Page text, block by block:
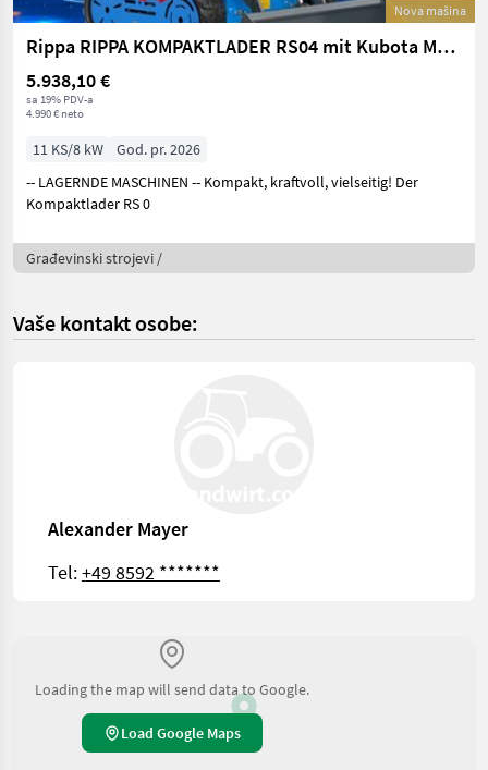
Nova mašina
Rippa RIPPA KOMPAKTLADER RS04 mit Kubota Motor
5.938,10 €
sa 19% PDV-a
4.990 € neto
11 KS/8 kW
God. pr. 2026
-- LAGERNDE MASCHINEN -- Kompakt, kraftvoll, vielseitig! Der
Kompaktlader RS 0
Građevinski strojevi /
Vaše kontakt osobe:
Alexander Mayer
Tel:+49 8592 *******
Loading the map will send data to Google.
Load Google Maps